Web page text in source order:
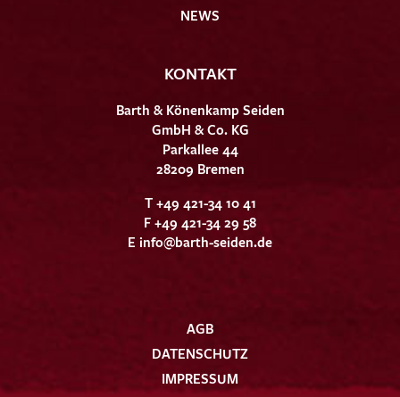
NEWS
KONTAKT
Barth & Könenkamp Seiden
GmbH & Co. KG
Parkallee 44
28209 Bremen
T +49 421-34 10 41
F +49 421-34 29 58
E info@barth-seiden.de
AGB
DATENSCHUTZ
IMPRESSUM